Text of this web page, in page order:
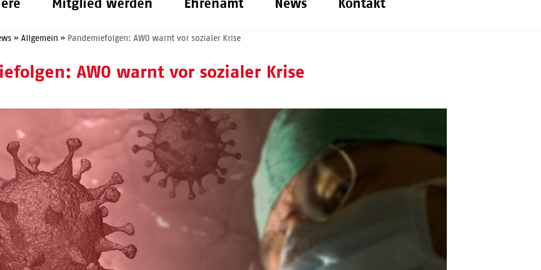
Mitglied werden Ehrenamt News Kontakt
»Allgemein » Pandemiefolgen: AWO warnt vor sozialer Krise
AWO warnt vor sozialer Krise